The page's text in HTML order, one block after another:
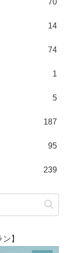
70
14
74
1
5
187
95
239
】